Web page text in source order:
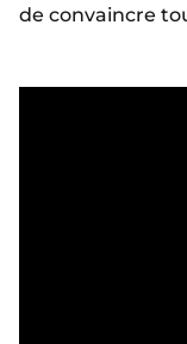
de convaincre